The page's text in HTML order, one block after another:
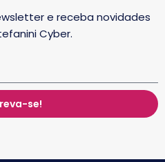
e receba novidades
Cyber.
se!